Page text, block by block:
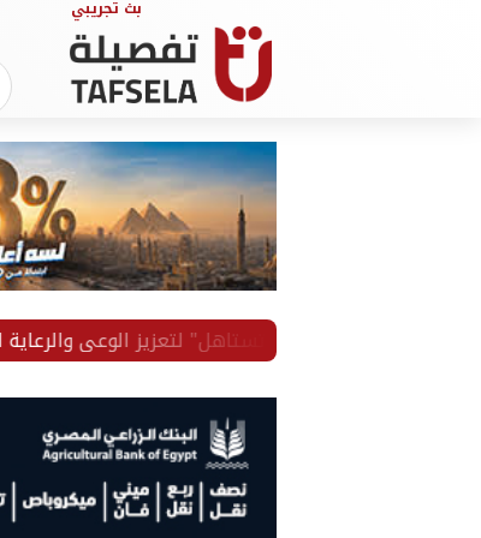
لتعزيز الوعي والرعاية الصحية لموظفيه